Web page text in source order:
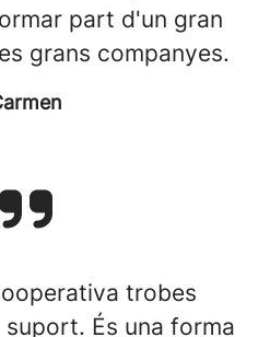
part d'un gran
grans companyes.
trobes
És una forma